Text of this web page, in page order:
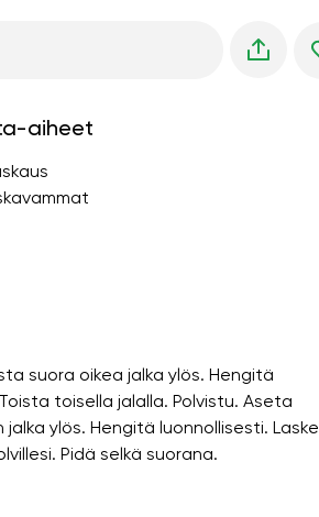
aiheet
suora oikea jalka ylös. Hengitä
toisella jalalla. Polvistu. Aseta
ylös. Hengitä luonnollisesti. Laske
Pidä selkä suorana.